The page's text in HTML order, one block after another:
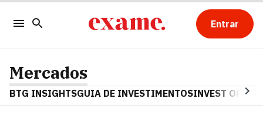
Entrar
Mercados
BTG INSIGHTSGUIA DE INVESTIMENTOSINVEST OPINA